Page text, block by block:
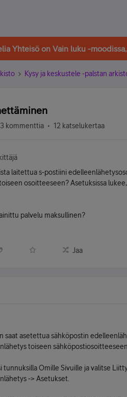
Yhteisö on Vain luku -
Kysy ja keskustele -palstan
3 kommenttia 12 katselukertaa
laitettua s-postiini
osoitteeseen? Asetuksissa
palvelu maksullinen?
Jaa
saat asetettua sähköpostin
toiseen
tunnuksilla Omille Sivuille ja valitse
-> Asetukset.